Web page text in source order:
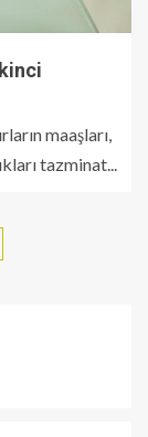
maaşları,
tazminat...